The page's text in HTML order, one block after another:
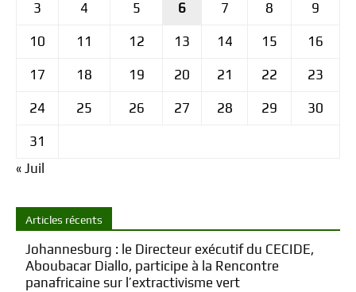
3 4 5 6 7 8 9
10 11 12 13 14 15 16
17 18 19 20 21 22 23
24 25 26 27 28 29 30
31
« Juil
Articles récents
Johannesburg : le Directeur exécutif du CECIDE,
Aboubacar Diallo, participe à la Rencontre
panafricaine sur l’extractivisme vert